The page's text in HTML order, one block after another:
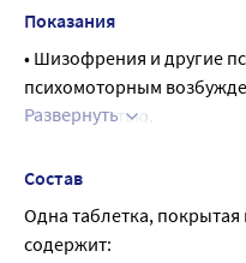
до оптимального
отклика.
Шизофрения и другие
состояния
наращивая дозу до
обычно до 300 мг/сутки. В
быть увеличена до 1200
Показания
• Шизофрения и другие
психомоторным
тревожностью.
наркоманиях.
• Депрессивные
расстройства с
Развернуть
Состав
Одна таблетка,
содержит: